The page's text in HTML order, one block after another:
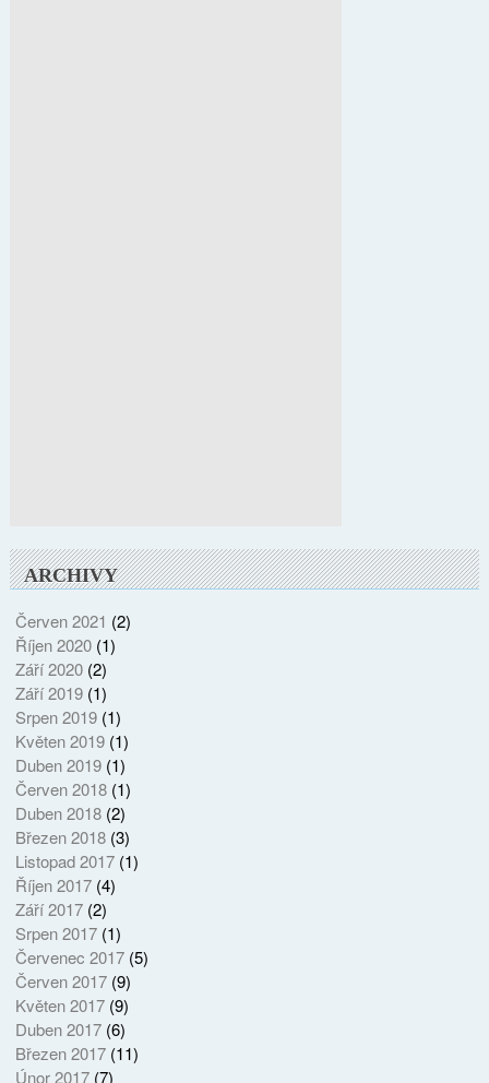
ARCHIVY
Červen 2021 (2)
Říjen 2020(1)
Září 2020(2)
Září 2019(1)
Srpen 2019(1)
Květen 2019(1)
Duben 2019(1)
Červen 2018(1)
Duben 2018(2)
Březen 2018(3)
Listopad 2017(1)
Říjen 2017(4)
Září 2017(2)
Srpen 2017(1)
Červenec 2017(5)
Červen 2017(9)
Květen 2017(9)
Duben 2017(6)
Březen 2017(11)
Únor 2017(7)